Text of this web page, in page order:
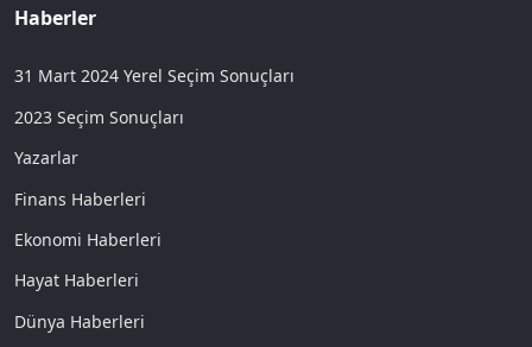
Haberler
31 Mart 2024 Yerel Seçim Sonuçları
2023 Seçim Sonuçları
Yazarlar
Finans Haberleri
Ekonomi Haberleri
Hayat Haberleri
Dünya Haberleri